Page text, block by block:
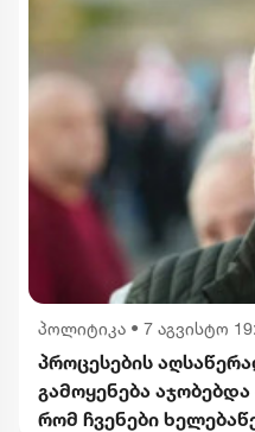
პოლიტიკა • 7 აგვისტო
პროცესების
გამოყენება
რომ ჩვენები